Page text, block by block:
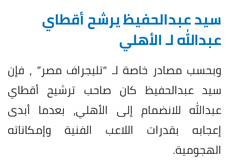
سيد عبدالحفيظ يرشح أقطاي
عبدالله لـ الأهلي
وبحسب مصادر خاصة لـ “تليجراف مصر” ، فإن
سيد عبدالحفيظ كان صاحب ترشيح أقطاي
عبدالله للانضمام إلى الأهلي، بعدما أبدى
إعجابه بقدرات اللاعب الفنية وإمكاناته
الهجومية.